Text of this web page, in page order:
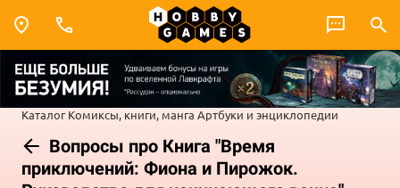
Каталог Комиксы, книги, манга Артбуки и энциклопедии
Вопросы про Книга "Время
приключений: Фиона и Пирожок.